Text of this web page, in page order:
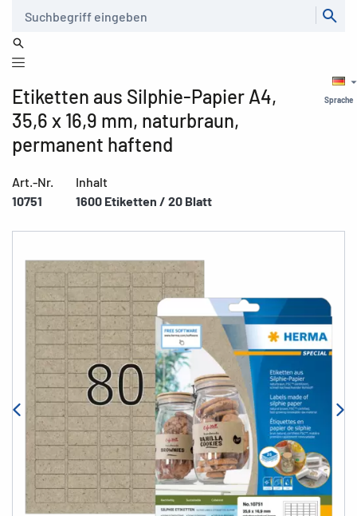
Sprache
Etiketten aus Silphie-Papier A4,
35,6 x 16,9 mm, naturbraun,
permanent haftend
Art.-Nr.
10751
Inhalt
1600 Etiketten / 20 Blatt